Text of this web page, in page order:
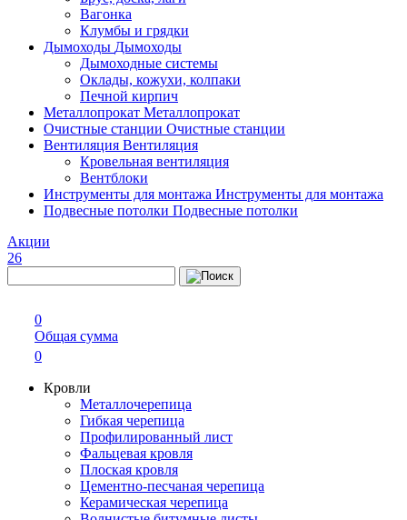
Вагонка
Клумбы и грядки
Дымоходы Дымоходы
Дымоходные системы
Оклады, кожухи, колпаки
Печной кирпич
Металлопрокат Металлопрокат
Очистные станции Очистные станции
Вентиляция Вентиляция
Кровельная вентиляция
Вентблоки
Инструменты для монтажа Инструменты для монтажа
Подвесные потолки Подвесные потолки
Акции
26
0
Общая сумма
0
Кровли
Металлочерепица
Гибкая черепица
Профилированный лист
Фальцевая кровля
Плоская кровля
Цементно-песчаная черепица
Керамическая черепица